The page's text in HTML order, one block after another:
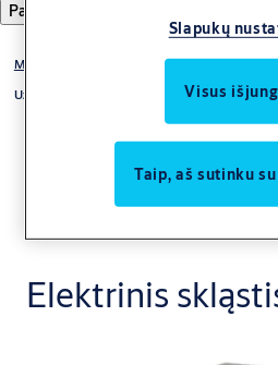
Paieška
Model 14, 24, 34
Užlaikymo atvėrus funkcija 24
Elektrinis
Slapukų
Visus
Taip, aš sutinku